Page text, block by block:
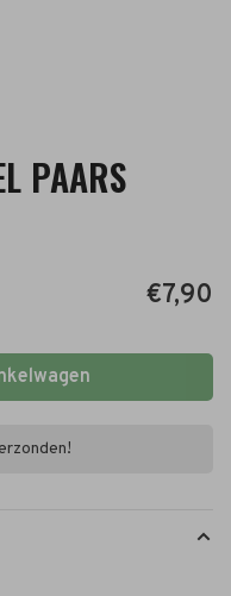
PAARS
€7,90